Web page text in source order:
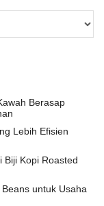
Berasap
Lebih Efisien
Biji Kopi Roasted
untuk Usaha